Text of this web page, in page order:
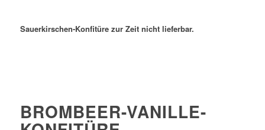
Sauerkirschen-Konfitüre zur Zeit nicht lieferbar.
BROMBEER-VANILLE-